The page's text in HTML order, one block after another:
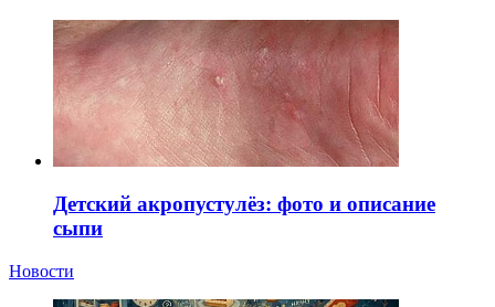
Детский акропустулёз: фото и описание
сыпи
Новости